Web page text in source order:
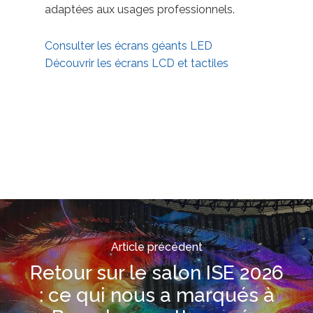
adaptées aux usages professionnels.
Consulter les écrans géants LED
Découvrir les écrans LCD et tactiles
Article précédent
Retour sur le salon ISE 2026
: ce qui nous a marqués à